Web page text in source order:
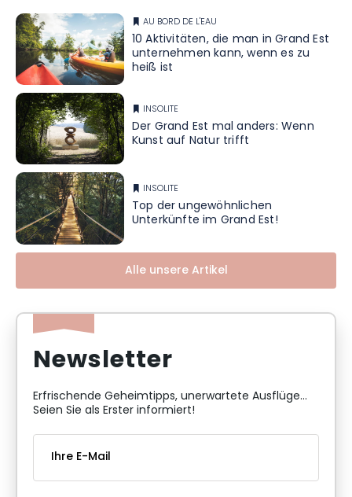
AU BORD DE L'EAU
10 Aktivitäten, die man in Grand Est
unternehmen kann, wenn es zu
heiß ist
INSOLITE
Der Grand Est mal anders: Wenn
Kunst auf Natur trifft
INSOLITE
Top der ungewöhnlichen
Unterkünfte im Grand Est!
Alle unsere Artikel
Newsletter
Erfrischende Geheimtipps, unerwartete Ausflüge...
Seien Sie als Erster informiert!